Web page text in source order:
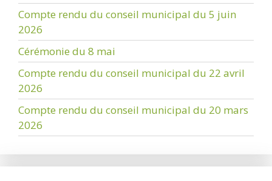
Compte rendu du conseil municipal du 5 juin
2026
Cérémonie du 8 mai
Compte rendu du conseil municipal du 22 avril
2026
Compte rendu du conseil municipal du 20 mars
2026